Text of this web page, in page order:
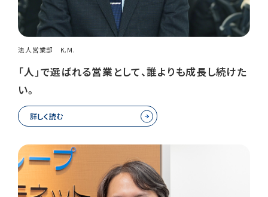
法人営業部 K.M.
「人」で選ばれる営業として、誰よりも成長し続けた
い。
詳しく読む